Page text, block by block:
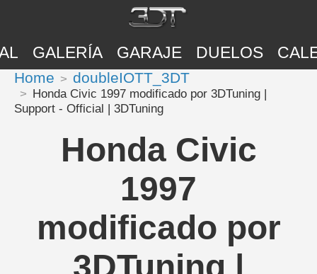
GALERÍA GARAJE DUELOS
Home doubleIOTT_3DT
Honda Civic 1997 modificado por 3DTuning |
Support - Official | 3DTuning
Honda Civic
1997
modificado por